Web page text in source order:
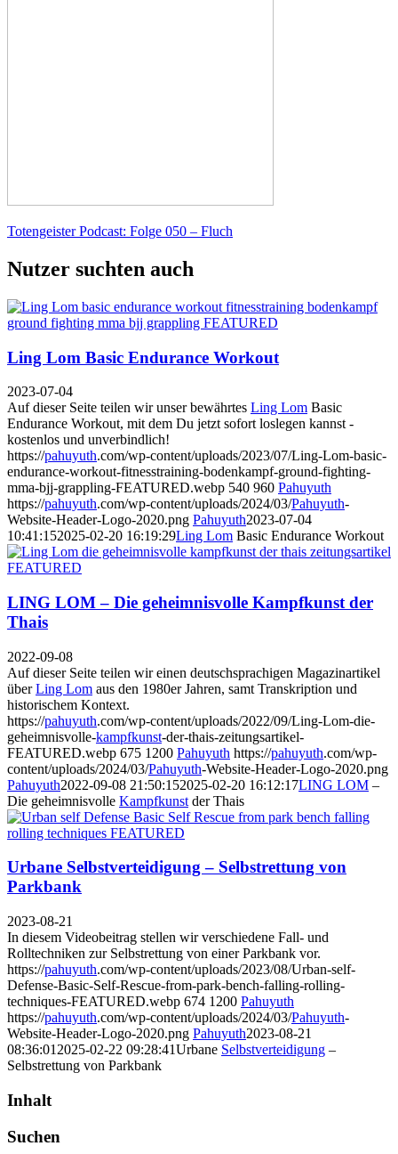
Totengeister Podcast: Folge 050 – Fluch
Nutzer suchten auch
Ling Lom Basic Endurance Workout
2023-07-04
Auf dieser Seite teilen wir unser bewährtes Ling Lom Basic
Endurance Workout, mit dem Du jetzt sofort loslegen kannst -
kostenlos und unverbindlich!
https://pahuyuth.com/wp-content/uploads/2023/07/Ling-Lom-basic-
endurance-workout-fitnesstraining-bodenkampf-ground-fighting-
mma-bjj-grappling-FEATURED.webp 540 960 Pahuyuth
https://pahuyuth.com/wp-content/uploads/2024/03/Pahuyuth-
Website-Header-Logo-2020.png Pahuyuth2023-07-04
10:41:152025-02-20 16:19:29Ling Lom Basic Endurance Workout
LING LOM – Die geheimnisvolle Kampfkunst der
Thais
2022-09-08
Auf dieser Seite teilen wir einen deutschsprachigen Magazinartikel
überLing Lom aus den 1980er Jahren, samt Transkription und
historischem Kontext.
https://pahuyuth.com/wp-content/uploads/2022/09/Ling-Lom-die-
geheimnisvolle-kampfkunst-der-thais-zeitungsartikel-
FEATURED.webp 675 1200 Pahuyuth https://pahuyuth.com/wp-
content/uploads/2024/03/Pahuyuth-Website-Header-Logo-2020.png
Pahuyuth2022-09-08 21:50:152025-02-20 16:12:17LING LOM –
Die geheimnisvolle Kampfkunst der Thais
Urbane Selbstverteidigung – Selbstrettung von
Parkbank
2023-08-21
In diesem Videobeitrag stellen wir verschiedene Fall- und
Rolltechniken zur Selbstrettung von einer Parkbank vor.
https://pahuyuth.com/wp-content/uploads/2023/08/Urban-self-
Defense-Basic-Self-Rescue-from-park-bench-falling-rolling-
techniques-FEATURED.webp 674 1200 Pahuyuth
https://pahuyuth.com/wp-content/uploads/2024/03/Pahuyuth-
Website-Header-Logo-2020.png Pahuyuth2023-08-21
08:36:01 2025-02-22 09:28:41Urbane Selbstverteidigung –
Selbstrettung von Parkbank
Inhalt
Suchen